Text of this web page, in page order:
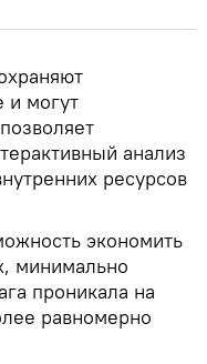
и могут
анализ
ресурсов
экономить
минимально
проникала на
равномерно